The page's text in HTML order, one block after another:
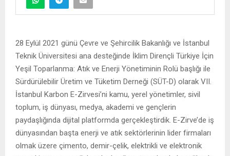
28 Eylül 2021 günü Çevre ve Şehircilik Bakanlığı ve İstanbul
Teknik Üniversitesi ana desteğinde İklim Dirençli Türkiye İçin
Yeşil Toparlanma: Atık ve Enerji Yönetiminin Rolü başlığı ile
Sürdürülebilir Üretim ve Tüketim Derneği (SÜT-D) olarak VII.
İstanbul Karbon E-Zirvesi’ni kamu, yerel yönetimler, sivil
toplum, iş dünyası, medya, akademi ve gençlerin
paydaşlığında dijital platformda gerçekleştirdik. E-Zirve’de iş
dünyasından başta enerji ve atık sektörlerinin lider firmaları
olmak üzere çimento, demir-çelik, elektrikli ve elektronik